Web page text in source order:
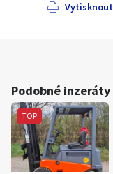
Vytisknout
Podobné inzeráty
TOP